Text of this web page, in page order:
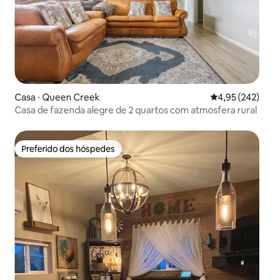
Casa ⋅ Queen Creek 4,95 de uma
4,95 (242)
Casa de fazenda alegre de 2 quartos com atmosfera rural
Preferido dos hóspedes
Preferido dos hóspedes